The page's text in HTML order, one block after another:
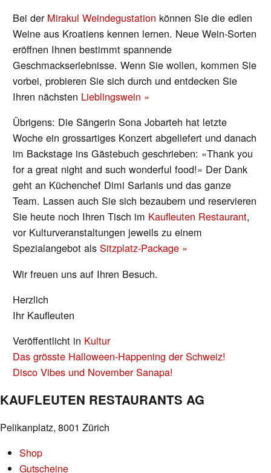
Bei der Mirakul Weindegustation können Sie die edlen
Weine aus Kroatiens kennen lernen. Neue Wein-Sorten
eröffnen Ihnen bestimmt spannende
Geschmackserlebnisse. Wenn Sie wollen, kommen Sie
vorbei, probieren Sie sich durch und entdecken Sie
Ihren nächsten Lieblingswein »
Übrigens: Die Sängerin Sona Jobarteh hat letzte
Woche ein grossartiges Konzert abgeliefert und danach
im Backstage ins Gästebuch geschrieben: «Thank you
for a great night and such wonderful food!» Der Dank
geht an Küchenchef Dimi Sarlanis und das ganze
Team. Lassen auch Sie sich bezaubern und reservieren
Sie heute noch Ihren Tisch im Kaufleuten Restaurant,
vor Kulturveranstaltungen jeweils zu einem
Spezialangebot alsSitzplatz-Package »
Wir freuen uns auf Ihren Besuch.
Herzlich
Ihr Kaufleuten
Veröffentlicht in Kultur
BEITRAGS-
NAVIGATION
Das grösste Halloween-Happening der Schweiz!
Disco Vibes und November Sanapa!
KAUFLEUTEN RESTAURANTS AG
Pelikanplatz, 8001 Zürich
Shop
Gutscheine